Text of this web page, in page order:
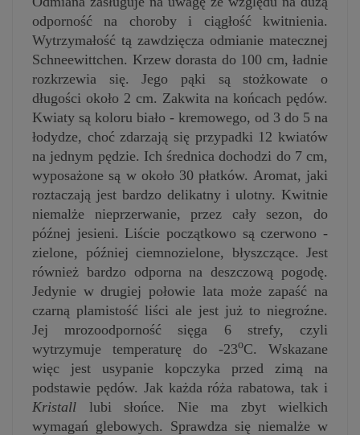
odporność na choroby i ciągłość kwitnienia.
Wytrzymałość tą zawdzięcza odmianie matecznej
Schneewittchen. Krzew dorasta do 100 cm, ładnie
rozkrzewia się. Jego pąki są stożkowate o
długości około 2 cm. Zakwita na końcach pędów.
Kwiaty są koloru biało - kremowego, od 3 do 5 na
łodydze, choć zdarzają się przypadki 12 kwiatów
na jednym pędzie. Ich średnica dochodzi do 7 cm,
wyposażone są w około 30 płatków. Aromat, jaki
roztaczają jest bardzo delikatny i ulotny. Kwitnie
niemalże nieprzerwanie, przez cały sezon, do
późnej jesieni. Liście początkowo są czerwono -
zielone, później ciemnozielone, błyszczące. Jest
również bardzo odporna na deszczową pogodę.
Jedynie w drugiej połowie lata może zapaść na
czarną plamistość liści ale jest już to niegroźne.
Jej mrozoodporność sięga 6 strefy, czyli
wytrzymuje temperaturę do -23oC. Wskazane
więc jest usypanie kopczyka przed zimą na
podstawie pędów. Jak każda róża rabatowa, tak i
Kristall lubi słońce. Nie ma zbyt wielkich
wymagań glebowych. Sprawdza się niemalże w